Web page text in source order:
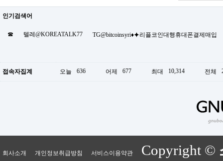
인기검색어
☎ 텔레@KOREATALK77 TG@bitcoinsyri♦⯌리플코인대행휴대폰결제매입
접속자집계 오늘 636 어제 677 최대 10,314 전체
회사소개 개인정보취급방침 서비스이용약관 Copyright ©